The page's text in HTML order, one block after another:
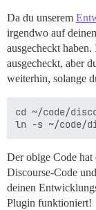
Da du unserem
irgendwo auf
ausgecheckt
ausgecheckt, aber
weiterhin, solange
cd ~/code/
Der obige Code hat
Discourse-Code
deinen
Plugin funktioniert!